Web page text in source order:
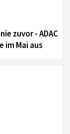
zuvor - ADAC
im Mai aus